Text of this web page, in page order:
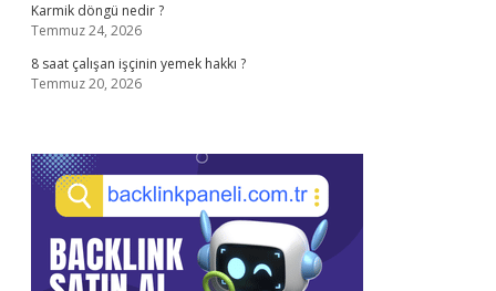
Karmik döngü nedir ?
Temmuz 24, 2026
8 saat çalışan işçinin yemek hakkı ?
Temmuz 20, 2026